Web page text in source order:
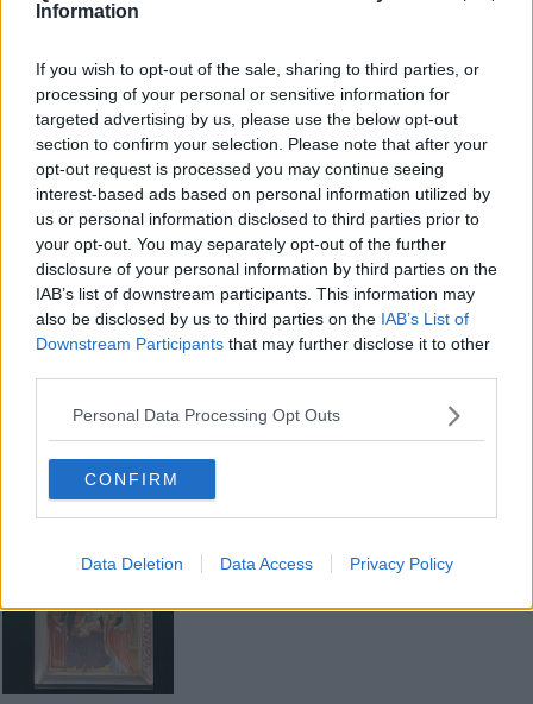
Information
If you wish to opt-out of the sale, sharing to third parties, or
processing of your personal or sensitive information for
targeted advertising by us, please use the below opt-out
section to confirm your selection. Please note that after your
opt-out request is processed you may continue seeing
interest-based ads based on personal information utilized by
us or personal information disclosed to third parties prior to
your opt-out. You may separately opt-out of the further
disclosure of your personal information by third parties on the
IAB’s list of downstream participants. This information may
also be disclosed by us to third parties on the IAB’s List of
Downstream Participants that may further disclose it to other
Personal Data Processing Opt Outs
CONFIRM
Data Deletion Data Access Privacy Policy
Se vuoi leggere le notizie principali della Toscana iscriviti alla
Newsletter QUInews - ToscanaMedia.
Arriva gratis tutti i giorni
alle 20:00 direttamente nella tua casella di posta.
Basta cliccareQUI
Fotogallery